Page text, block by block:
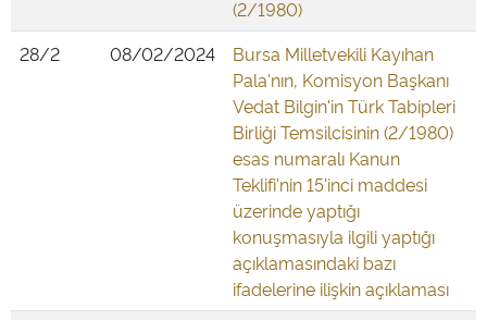
(2/1980)
28/2
08/02/2024
Bursa Milletvekili Kayıhan
Pala'nın, Komisyon Başkanı
Vedat Bilgin'in Türk Tabipleri
Birliği Temsilcisinin (2/1980)
esas numaralı Kanun
Teklifi'nin 15'inci maddesi
üzerinde yaptığı
konuşmasıyla ilgili yaptığı
açıklamasındaki bazı
ifadelerine ilişkin açıklaması